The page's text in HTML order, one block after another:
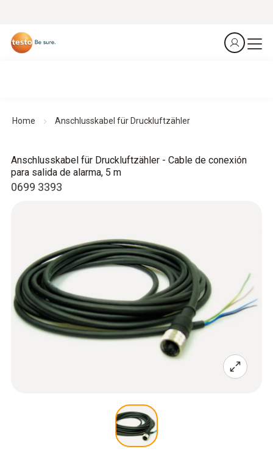
Home Anschlusskabel für Druckluftzähler
0699 3393
Anschlusskabel für Druckluftzähler - Cable de conexión
para salida de alarma, 5 m